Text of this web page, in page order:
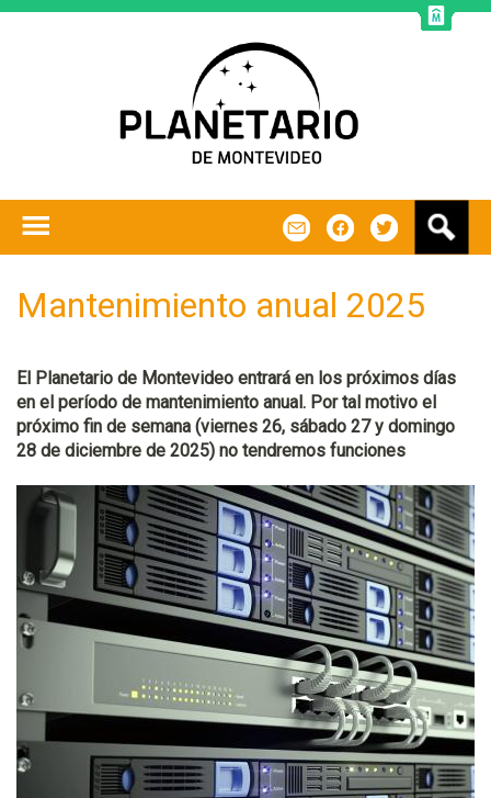
Mantenimiento anual 2025
El Planetario de Montevideo entrará en los próximos días
en el período de mantenimiento anual. Por tal motivo el
próximo fin de semana (viernes 26, sábado 27 y domingo
28 de diciembre de 2025) no tendremos funciones
s
a